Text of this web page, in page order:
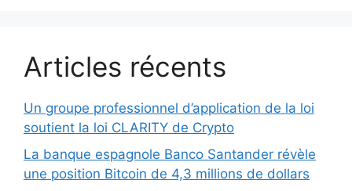
Articles récents
Un groupe professionnel d’application de la loi
soutient la loi CLARITY de Crypto
La banque espagnole Banco Santander révèle
une position Bitcoin de 4,3 millions de dollars